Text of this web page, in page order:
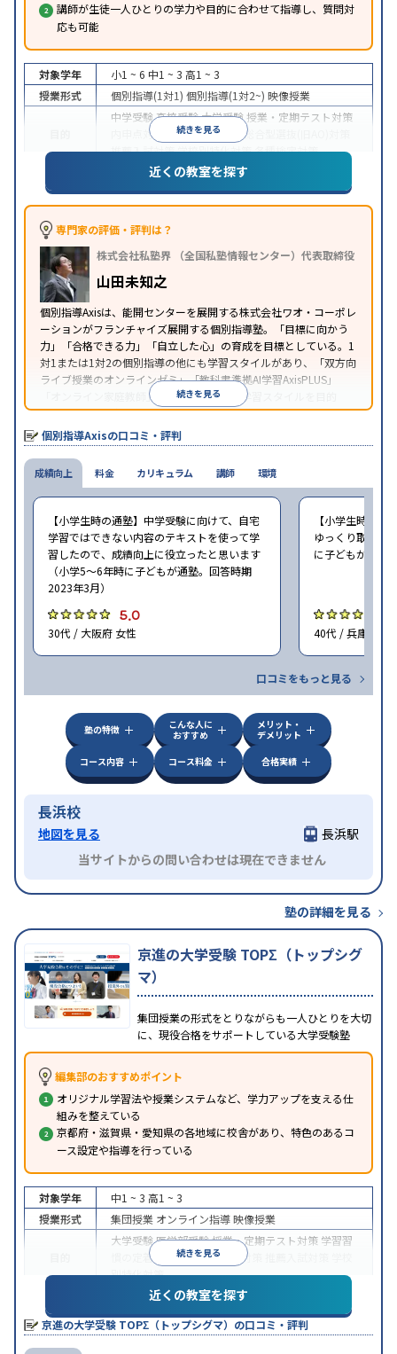
講師が生徒一人ひとりの学力や目的に合わせて指導し、質問対
応も可能
続きを見る
対象学年 小1 ~ 6 中1 ~ 3 高1 ~ 3
授業形式
個別指導(1対1) 個別指導(1対2~) 映像授業
中学受験高校受験大学受験 授業・定期テスト対策
内申点対策
学習習慣の定着
総合型選抜(旧AO)対策
推薦入試対策学校別特化対策各種検定対策
特徴
授業の振替可能学習にPC・タブレットを利用
ライン対応1科目から受講可能季節講習のみの受講
可
※2023年3月調査。小学校高学年の個別指導塾アンケート調査方法
近くの教室を探す
専門家の評価・評判は？
株式会社私塾界 （全国私塾情報センター）代表取締役
山田未知之
個別指導Axisは、能開センターを展開する株式会社ワオ・コーポレ
ーションがフランチャイズ展開する個別指導塾。「目標に向かう
力」「合格できる力」「自立した心」の育成を目標としている。1
対1または1対2の個別指導の他にも学習スタイルがあり、「双方向
ライブ授業のオンラインゼミ」「教科書準拠AI学習AxisPLUS」
「オンライン家庭教師」など、さまざまな学習スタイルを目的
別・科目別に選択することができる。
続きを見る
個別指導Axisの口コミ・評判
成績向上
【小学生時の通塾】中学受験に向けて、自宅
学習ではできない内容のテキストを使って学
習したので、成績向上に役立ったと思います
（小学5〜6年時に子どもが通塾。回答時期
2023年3月）
5.0
30代 / 大阪府 女性
【小学生時の通
ゆっくり取り組
に子どもが通塾
40代 / 兵庫県 女
口コミをもっと見る
料金 カリキュラム 講師 環境
塾の特徴
こんな人に
おすすめ
メリット・
デメリット
コース内容
コース料金 合格実績
長浜校
地図を見る
長浜駅
当サイトからの問い合わせは現在できません
塾の詳細を見る
京進の大学受験 TOPΣ（トップシグ
マ）
集団授業の形式をとりながらも一人ひとりを大切
に、現役合格をサポートしている大学受験塾
編集部のおすすめポイント
オリジナル学習法や授業システムなど、学力アップを支える仕
組みを整えている
京都府・滋賀県・愛知県の各地域に校舎があり、特色のあるコ
ース設定や指導を行っている
続きを見る
対象学年 中1 ~ 3 高1 ~ 3
授業形式
集団授業 オンライン指導映像授業
大学受験医学部受験授業・定期テスト対策 学習習
慣の定着
総合型選抜(旧AO)対策
別特化対策
授業の振替可能学習にPC・タブレットを利用
ライン対応1科目から受講可能
※2024年6月調査。大学受験塾・予備校のアンケート調査方法を参照
近くの教室を探す
京進の大学受験 TOPΣ（トップシグマ）の口コミ・評判